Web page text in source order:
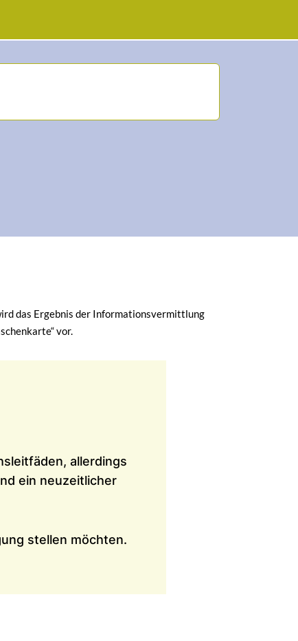
das Ergebnis der Informationsvermittlung
vor.
allerdings
ein neuzeitlicher
stellen möchten.